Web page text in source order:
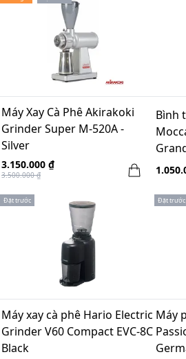
Máy Xay Cà Phê Akirakoki
Grinder Super M-520A -
Silver
3.150.000 ₫
3.500.000 ₫
Bình
Đặt trước
Máy xay cà phê Hario Electric
Grinder V60 Compact EVC-8C
Black
Đặt trước
Máy